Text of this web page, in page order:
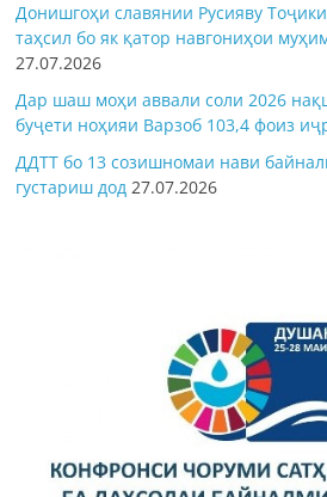
Донишгоҳи славянии Русияву
таҳсил бо як қатор навгониҳои
27.07.2026
Дар шаш моҳи аввали соли 2026
буҷети ноҳияи Варзоб 103,4 фоиз
ДДТТ бо 13 созишномаи нави
густариш дод 27.07.2026